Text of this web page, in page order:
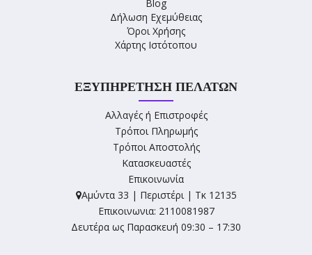
Blog
Δήλωση Εχεμύθειας
Όροι Χρήσης
Χάρτης Ιστότοπου
ΕΞΥΠΗΡΈΤΗΣΗ ΠΕΛΑΤΏΝ
Αλλαγές ή Επιστροφές
Τρόποι Πληρωμής
Τρόποι Αποστολής
Κατασκευαστές
Επικοινωνία
Αμύντα 33 | Περιστέρι | Τκ 12135
Επικοινωνια: 2110081987
Δευτέρα ως Παρασκευή 09:30 – 17:30